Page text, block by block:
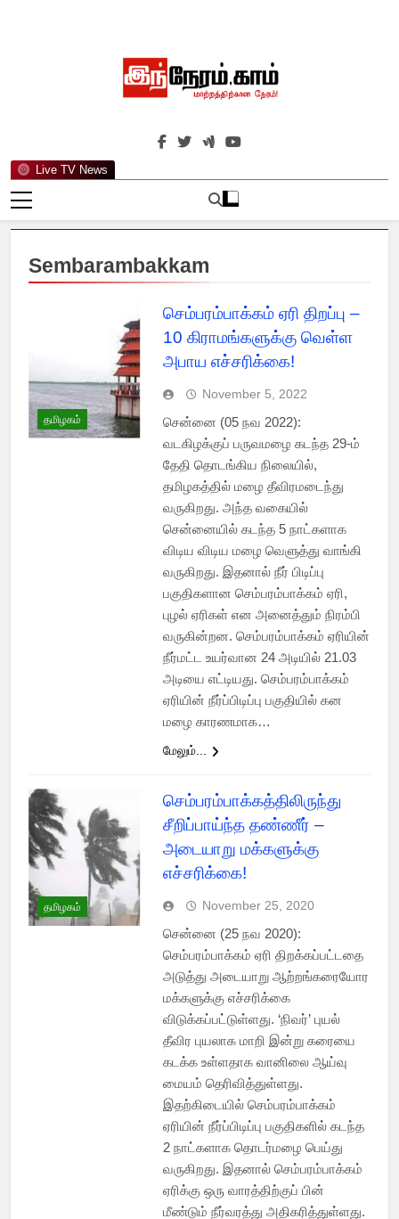
Live TV News
இந்நேரம்.காம்
செய்திகளுக்கு அப்பால்…
Sembarambakkam
தமிழகம்
செம்பரம்பாக்கம் ஏரி திறப்பு –
10 கிராமங்களுக்கு வெள்ள
அபாய எச்சரிக்கை!
November 5, 2022
சென்னை (05 நவ 2022):
வடகிழக்குப் பருவமழை கடந்த 29-ம்
தேதி தொடங்கிய நிலையில்,
தமிழகத்தில் மழை தீவிரமடைந்து
வருகிறது. அந்த வகையில்
சென்னையில் கடந்த 5 நாட்களாக
விடிய விடிய மழை வெளுத்து வாங்கி
வருகிறது. இதனால் நீர் பிடிப்பு
பகுதிகளான செம்பரம்பாக்கம் ஏரி,
புழல் ஏரிகள் என அனைத்தும் நிரம்பி
வருகின்றன. செம்பரம்பாக்கம் ஏரியின்
நீர்மட்ட உயர்வான 24 அடியில் 21.03
அடியை எட்டியது. செம்பரம்பாக்கம்
ஏரியின் நீர்ப்பிடிப்பு பகுதியில் கன
மழை காரணமாக…
மேலும்...
தமிழகம்
செம்பரம்பாக்கத்திலிருந்து
சீறிப்பாய்ந்த தண்ணீர் –
அடையாறு மக்களுக்கு
எச்சரிக்கை!
November 25, 2020
சென்னை (25 நவ 2020):
செம்பரம்பாக்கம் ஏரி திறக்கப்பட்டதை
அடுத்து அடையாறு ஆற்றங்கரையோர
மக்களுக்கு எச்சரிக்கை
விடுக்கப்பட்டுள்ளது. ‘நிவர்’ புயல்
தீவிர புயலாக மாறி இன்று கரையை
கடக்க உள்ளதாக வானிலை ஆய்வு
மையம் தெரிவித்துள்ளது.
இதற்கிடையில் செம்பரம்பாக்கம்
ஏரியின் நீர்ப்பிடிப்பு பகுதிகளில் கடந்த
2 நாட்களாக தொடர்மழை பெய்து
வருகிறது. இதனால் செம்‌பரம்‌பாக்கம்‌
ஏரிக்கு ஒரு வாரத்திற்குப்‌ பின்
மீண்டும் நீர்வ‌ரத்து அதிகரித்துள்ளது.